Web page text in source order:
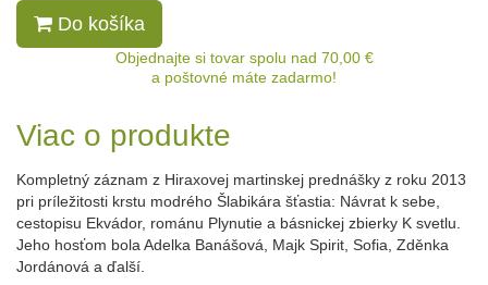
Do košíka
Objednajte si tovar spolu nad 70,00 €
a poštovné máte zadarmo!
Viac o produkte
Kompletný záznam z Hiraxovej martinskej prednášky z roku 2013
pri príležitosti krstu modrého Šlabikára šťastia: Návrat k sebe,
cestopisu Ekvádor, románu Plynutie a básnickej zbierky K svetlu.
Jeho hosťom bola Adelka Banášová, Majk Spirit, Sofia, Zděnka
Jordánová a ďalší.